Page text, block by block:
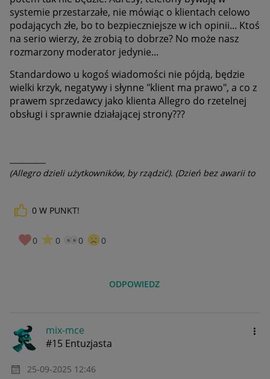
systemie przestarzałe, nie mówiąc o klientach celowo
podających złe, bo to bezpieczniejsze w ich opinii... Ktoś
na serio wierzy, że zrobią to dobrze? No może nasz
rozmarzony moderator jedynie...
Standardowo u kogoś wiadomości nie pójdą, będzie
wielki krzyk, negatywy i słynne "klient ma prawo", a co z
prawem sprzedawcy jako klienta Allegro do rzetelnej
obsługi i sprawnie działającej strony???
(Allegro dzieli użytkowników, by rządzić). (Dzień bez awarii to
0 W PUNKT!
0 0 0 0
ODPOWIEDZ
mix-mce
#15 Entuzjasta
‎25-09-2025 12:46